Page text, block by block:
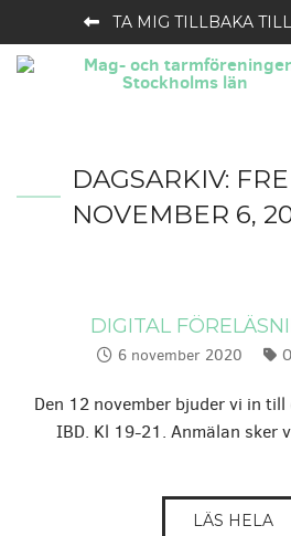
TA MIG TILLBAKA
DAGSARKIV:
NOVEMBER 6,
DIGITAL
Publicerat:
6 november 2020
Den 12 november bjuder vi in
IBD. Kl 19-21. Anmälan sker
LÄS HELA